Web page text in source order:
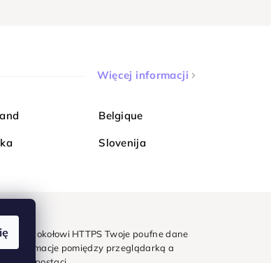
Więcej informacji
Belgique
Slovenija
protokołowi HTTPS Twoje poufne dane
informacje pomiędzy przeglądarką a